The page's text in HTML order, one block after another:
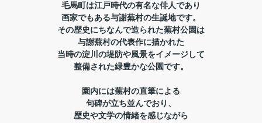
毛馬町は江戸時代の有名な俳人であり
画家でもある与謝蕪村の生誕地です。
その歴史にちなんで造られた蕪村公園は
与謝蕪村の代表作に描かれた
当時の淀川の堤防や風景をイメージして
整備された緑豊かな公園です。
園内には蕪村の直筆による
句碑が立ち並んでおり、
歴史や文学の情緒を感じながら